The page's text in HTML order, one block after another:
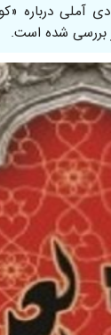
آملی درباره
بررسی شده است.